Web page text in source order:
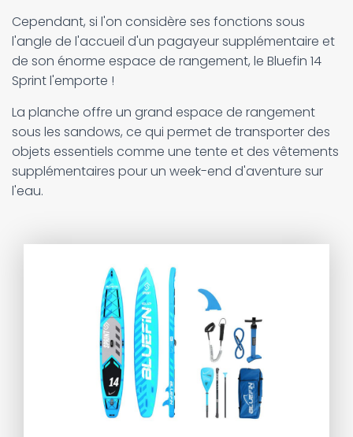
Cependant, si l'on considère ses fonctions sous
l'angle de l'accueil d'un pagayeur supplémentaire et
de son énorme espace de rangement, le Bluefin 14
Sprint l'emporte !
La planche offre un grand espace de rangement
sous les sandows, ce qui permet de transporter des
objets essentiels comme une tente et des vêtements
supplémentaires pour un week-end d'aventure sur
l'eau.